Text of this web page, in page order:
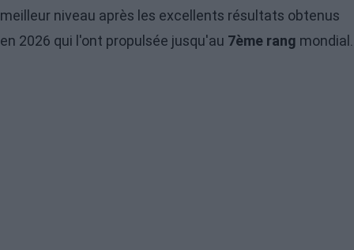
meilleur niveau après les excellents résultats obtenus
en 2026 qui l'ont propulsée jusqu'au 7ème rang mondial.